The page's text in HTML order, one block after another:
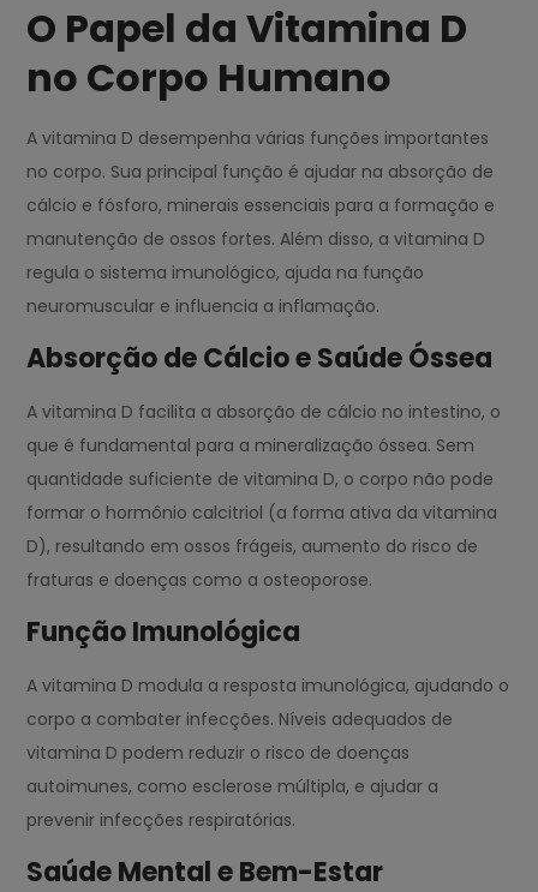
O Papel da Vitamina D
no Corpo Humano
A vitamina D desempenha várias funções importantes
no corpo. Sua principal função é ajudar na absorção de
cálcio e fósforo, minerais essenciais para a formação e
manutenção de ossos fortes. Além disso, a vitamina D
regula o sistema imunológico, ajuda na função
neuromuscular e influencia a inflamação.
Absorção de Cálcio e Saúde Óssea
A vitamina D facilita a absorção de cálcio no intestino, o
que é fundamental para a mineralização óssea. Sem
quantidade suficiente de vitamina D, o corpo não pode
formar o hormônio calcitriol (a forma ativa da vitamina
D), resultando em ossos frágeis, aumento do risco de
fraturas e doenças como a osteoporose.
Função Imunológica
A vitamina D modula a resposta imunológica, ajudando o
corpo a combater infecções. Níveis adequados de
vitamina D podem reduzir o risco de doenças
autoimunes, como esclerose múltipla, e ajudar a
prevenir infecções respiratórias.
Saúde Mental e Bem-Estar